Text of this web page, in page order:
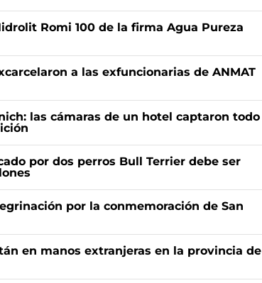
Romi 100 de la firma Agua Pureza
a las exfuncionarias de ANMAT
las cámaras de un hotel captaron todo
por dos perros Bull Terrier debe ser
por la conmemoración de San
en manos extranjeras en la provincia de